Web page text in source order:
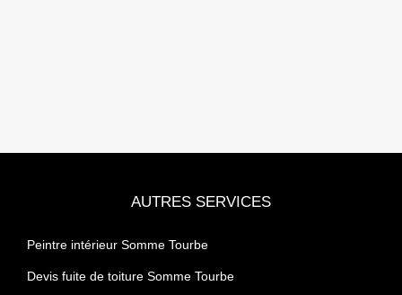
AUTRES SERVICES
Peintre intérieur Somme Tourbe
Devis fuite de toiture Somme Tourbe